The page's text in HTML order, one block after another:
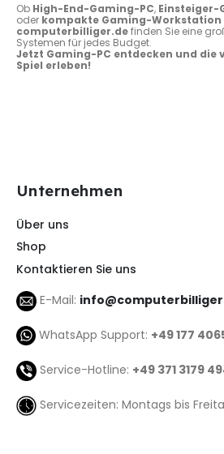
Ob High-End-Gaming-PC,
oder kompakte Gaming-Workstation
computerbilliger.definden Sie eine
Systemen für jedes Budget.
Jetzt Gaming-PC entdecken und die
Spiel erleben!
Unternehmen
Über uns
Shop
Kontaktieren Sie uns
E-Mail:
WhatsApp Support: +49 177
Service-Hotline: +49 371 3179
Servicezeiten: Montags bis